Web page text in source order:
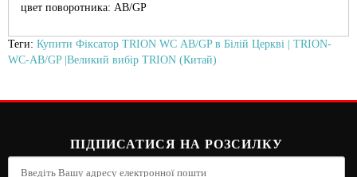
цвет поворотника: AB/GP
Теги: Купити Фіксатор TRION WC АВ/GP в Білій Церкві | TRION-
WC-АВ/GP |Великий вибір TRION (Китай)
ПІДПИСАТИСЯ НА РОЗСИЛКУ